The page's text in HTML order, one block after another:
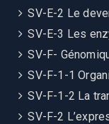
SV-E-2 Le
SV-E-3 Les
SV-F-
SV-F-1-1
SV-F-1-2 La
SV-F-2